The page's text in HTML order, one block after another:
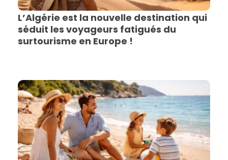
L’Algérie est la nouvelle destination qui
séduit les voyageurs fatigués du
surtourisme en Europe !